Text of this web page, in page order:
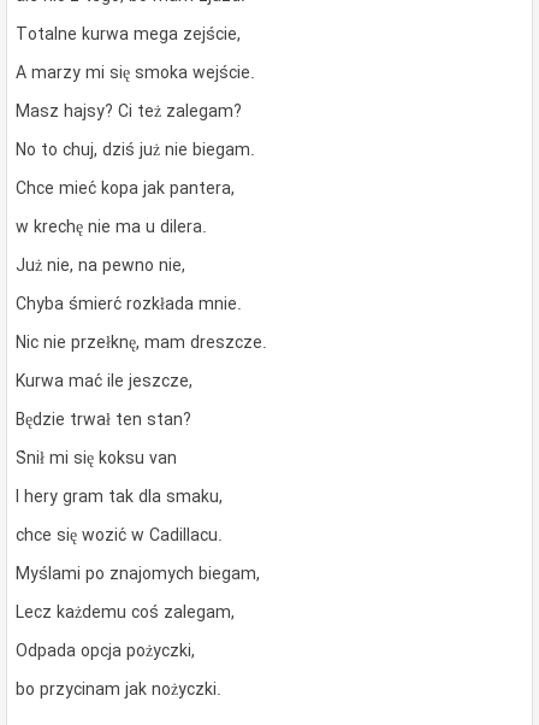
Totalne kurwa mega zejście,
A marzy mi się smoka wejście.
Masz hajsy? Ci też zalegam?
No to chuj, dziś już nie biegam.
Chce mieć kopa jak pantera,
w krechę nie ma u dilera.
Już nie, na pewno nie,
Chyba śmierć rozkłada mnie.
Nic nie przełknę, mam dreszcze.
Kurwa mać ile jeszcze,
Będzie trwał ten stan?
Śnił mi się koksu van
I hery gram tak dla smaku,
chce się wozić w Cadillacu.
Myślami po znajomych biegam,
Lecz każdemu coś zalegam,
Odpada opcja pożyczki,
bo przycinam jak nożyczki.